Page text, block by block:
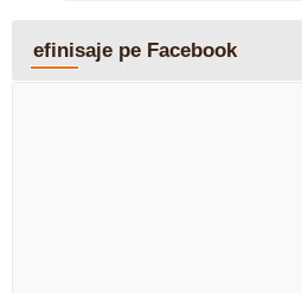
efinisaje pe Facebook